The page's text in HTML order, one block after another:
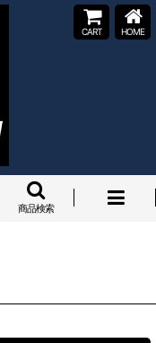
CART HOME
商品検索